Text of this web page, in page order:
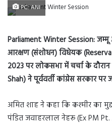
PC: ANI
Parliament Winter Session:
आरक्षण (संशोधन) विधेयक
2023 पर लोकसभा में चर्चा के
Shah) ने पूर्ववर्ती कांग्रेस सरकार
अमित शाह ने कहा कि कश्मीर का
पंडित जवाहरलाल नेहरू (Ex PM